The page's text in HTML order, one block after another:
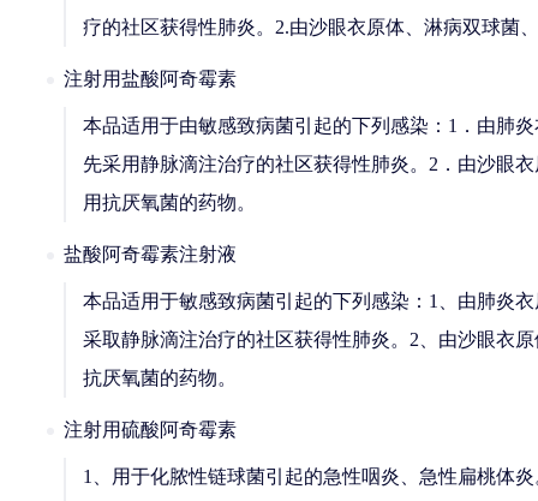
疗的社区获得性肺炎。2.由沙眼衣原体、淋病双球菌
注射用盐酸阿奇霉素
本品适用于由敏感致病菌引起的下列感染：1．由肺
先采用静脉滴注治疗的社区获得性肺炎。2．由沙眼
用抗厌氧菌的药物。
盐酸阿奇霉素注射液
本品适用于敏感致病菌引起的下列感染：1、由肺炎
采取静脉滴注治疗的社区获得性肺炎。2、由沙眼衣
抗厌氧菌的药物。
注射用硫酸阿奇霉素
1、用于化脓性链球菌引起的急性咽炎、急性扁桃体